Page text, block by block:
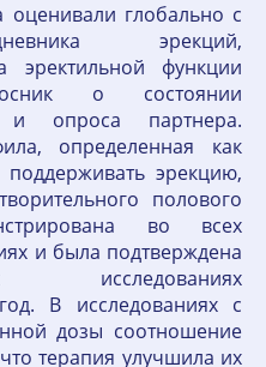
оценивали глобально с
эрекций,
эректильной функции
о состоянии
и опроса партнера.
определенная как
поддерживать эрекцию,
полового
во всех
и была подтверждена
В исследованиях с
дозы соотношение
терапия улучшила их